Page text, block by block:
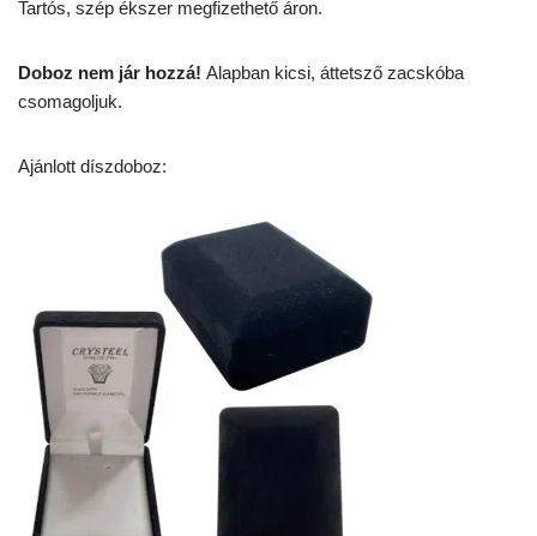
Tartós, szép ékszer megfizethető áron.
Doboz nem jár hozzá! Alapban kicsi, áttetsző zacskóba
csomagoljuk.
Ajánlott díszdoboz: